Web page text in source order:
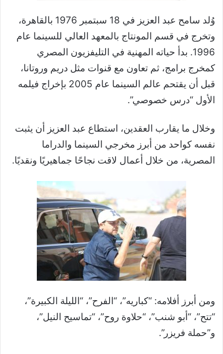
وُلد سامح عبد العزيز في 18 سبتمبر 1976 بالقاهرة،
وتخرج في قسم المونتاج بالمعهد العالي للسينما عام
1996. بدأ حياته المهنية في التليفزيون المصري
كمخرج برامج، ثم تعاون مع قنوات مثل دريم وروتانا،
قبل أن يقتحم عالم السينما عام 2005 بإخراج فيلمه
الأول “درس خصوصي”.
وخلال ما يقارب العقدين، استطاع عبد العزيز أن يثبت
نفسه كواحد من أبرز مخرجي السينما والدراما
المصرية، من خلال أعمال لاقت نجاحًا جماهيريًا ونقديًا.
ومن أبرز أفلامه: “كباريه”، “الفرح”، “الليلة الكبيرة”،
“تتح”، “أبو شنب”، “حلاوة روح”، “تماسيح النيل”،
و”حملة فريزر”.